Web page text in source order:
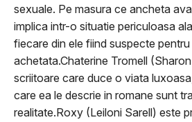
sexuale. Pe masura ce ancheta
implica intr-o situatie periculoasa
fiecare din ele fiind suspecte
achetata.Chaterine Tromell
scriitoare care duce o viata
care ea le descrie in romane sunt
realitate.Roxy (Leiloni Sarell) este